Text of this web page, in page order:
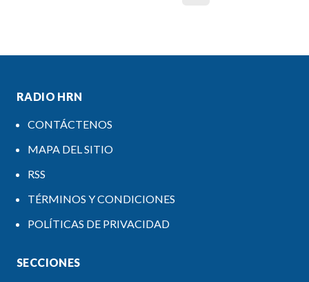
RADIO HRN
CONTÁCTENOS
MAPA DEL SITIO
RSS
TÉRMINOS Y CONDICIONES
POLÍTICAS DE PRIVACIDAD
SECCIONES